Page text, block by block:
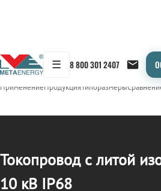
☰ 8 800 301 2407
← Продукция/ТОКОПРОВОД
ПрименениеПродукцияТипоразмеры
Токопровод с литой
10 кВ IP68